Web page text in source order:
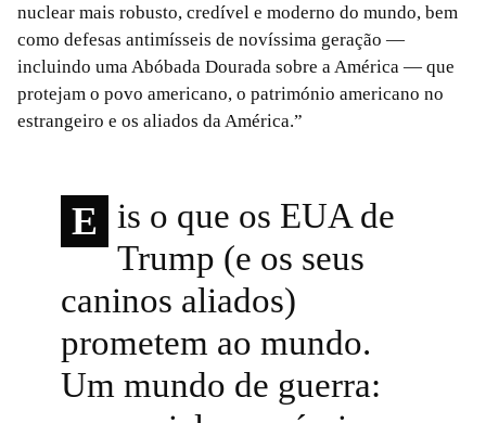
nuclear mais robusto, credível e moderno do mundo, bem
como defesas antimísseis de novíssima geração —
incluindo uma Abóbada Dourada sobre a América — que
protejam o povo americano, o património americano no
estrangeiro e os aliados da América.”
E is o que os EUA de
Trump (e os seus
caninos aliados)
prometem ao mundo.
Um mundo de guerra: